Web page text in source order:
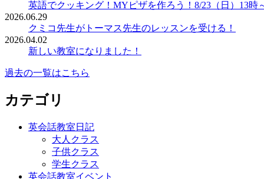
英語でクッキング！MYピザを作ろう！8/23（日）13時
2026.06.29
クミコ先生がトーマス先生のレッスンを受ける！
2026.04.02
新しい教室になりました！
過去の一覧はこちら
カテゴリ
英会話教室日記
大人クラス
子供クラス
学生クラス
英会話教室イベント